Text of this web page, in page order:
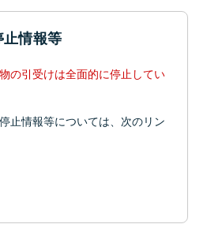
情報等
の引受けは全面的に停止してい
止情報等については、次のリン